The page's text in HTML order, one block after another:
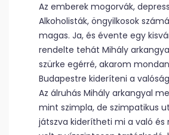
Az emberek mogorvák,
Alkoholisták, öngyilkosok
magas. Ja, és évente egy
rendelte tehát Mihály
szürke egérré, akarom
Budapestre kideríteni a
Az álruhás Mihály arkangyal
mint szimpla, de szimpatikus
játszva kiderítheti mi a való és